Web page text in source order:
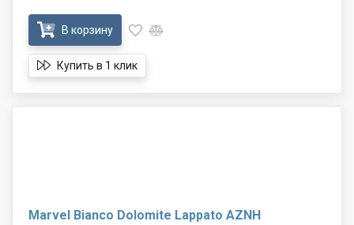
В корзину
Купить в 1 клик
Marvel Bianco Dolomite Lappato AZNH